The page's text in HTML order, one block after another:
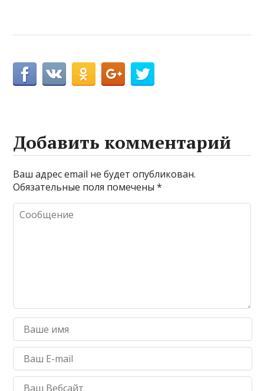
Добавить комментарий
Ваш адрес email не будет опубликован.
Обязательные поля помечены*